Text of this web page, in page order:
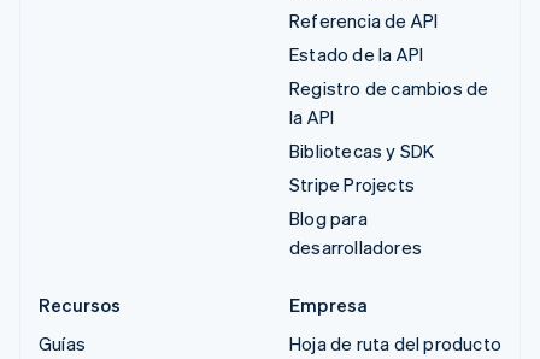
Referencia de API
Estado de la API
Registro de cambios de
la API
Bibliotecas y SDK
Stripe Projects
Blog para
desarrolladores
Recursos
Guías
Empresa
Hoja de ruta del producto